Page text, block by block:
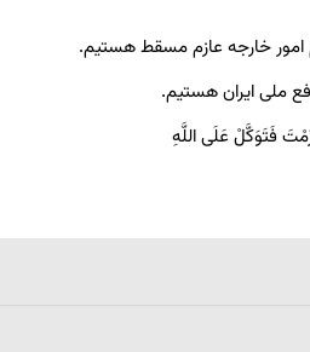
امور خارجه عازم مسقط هستیم.
ملی ایران هستیم.